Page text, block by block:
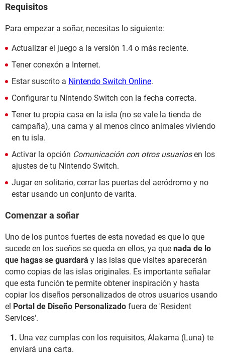
Requisitos
Para empezar a soñar, necesitas lo siguiente:
Actualizar el juego a la versión 1.4 o más reciente.
Tener conexón a Internet.
Estar suscrito a Nintendo Switch Online.
Configurar tu Nintendo Switch con la fecha correcta.
Tener tu propia casa en la isla (no se vale la tienda de
campaña), una cama y al menos cinco animales viviendo
en tu isla.
Activar la opción Comunicación con otros usuariosen los
ajustes de tu Nintendo Switch.
Jugar en solitario, cerrar las puertas del aeródromo y no
estar usando un conjunto de varita.
Comenzar a soñar
Uno de los puntos fuertes de esta novedad es que lo que
sucede en los sueños se queda en ellos, ya que nada de lo
que hagas se guardará y las islas que visites aparecerán
como copias de las islas originales. Es importante señalar
que esta función te permite obtener inspiración y hasta
copiar los diseños personalizados de otros usuarios usando
el Portal de Diseño Personalizado fuera de 'Resident
Services'.
Una vez cumplas con los requisitos, Alakama (Luna) te
enviará una carta.